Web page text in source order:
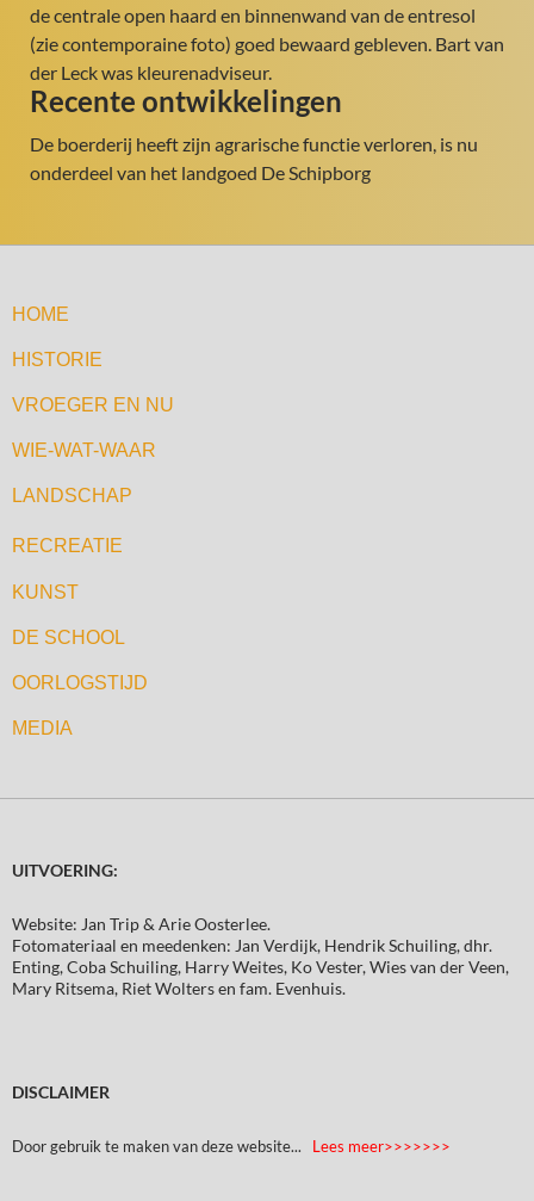
de centrale open haard en binnenwand van de entresol
(zie contemporaine foto) goed bewaard gebleven. Bart van
der Leck was kleurenadviseur.
Recente ontwikkelingen
De boerderij heeft zijn agrarische functie verloren, is nu
onderdeel van het landgoed De Schipborg
HOME
HISTORIE
VROEGER EN NU
WIE-WAT-WAAR
LANDSCHAP
RECREATIE
KUNST
DE SCHOOL
OORLOGSTIJD
MEDIA
UITVOERING:
Website: Jan Trip & Arie Oosterlee.
Fotomateriaal en meedenken: Jan Verdijk, Hendrik Schuiling, dhr.
Enting, Coba Schuiling, Harry Weites, Ko Vester, Wies van der Veen,
Mary Ritsema, Riet Wolters en fam. Evenhuis.
DISCLAIMER
Door gebruik te maken van deze website... Lees meer>>>>>>>